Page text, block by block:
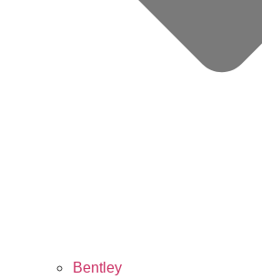
Bentley